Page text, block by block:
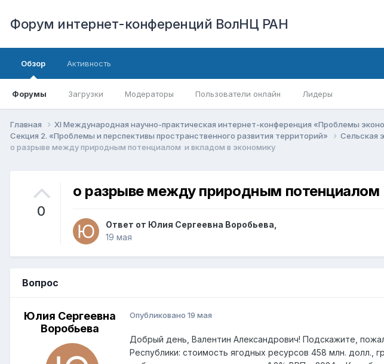
Форум интернет-конференций ВолНЦ РАН
Обзор
Форумы Загрузки Модераторы Пользователи онлайн Лидеры
Активность
Главная
XI Международная научно-практическая интернет-конференция «Проблемы
Секция 2. «Проблемы и перспективы пространственного развития территорий»
Сельская
о разрыве между природным потенциалом и вкладом в экономику
0
о разрыве между природным
Ответ от Юлия Сергеевна Воробьева
19 мая
Вопрос
Юлия Сергеевна
Воробьева
Опубликовано 19 мая
Добрый день, Валентин Александрович! Подскажите,
Республики: стоимость ягодных ресурсов 458 млн. долл.,